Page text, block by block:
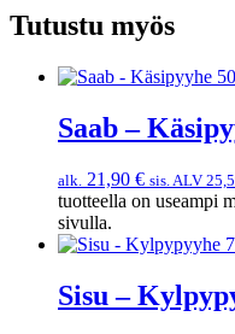
Tutustu myös
Saab –
alk. 21,90 € sis. ALV
tuotteella on useampi
sivulla.
Sisu –